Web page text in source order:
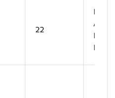
22
Inga
Ieva